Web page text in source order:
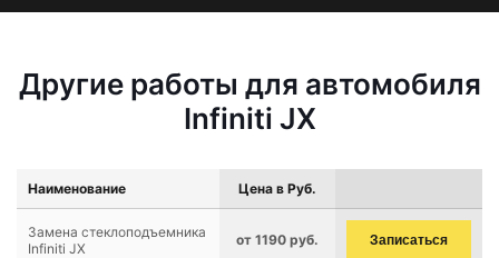
Другие работы для автомобиля
Infiniti JX
Наименование Цена в Руб.
Замена стеклоподъемника
Infiniti JX
от 1190 руб. Записаться